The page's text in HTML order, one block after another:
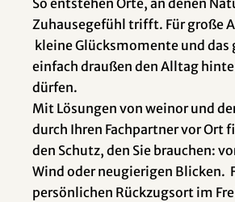
So entstehen Orte, an denen
Zuhausegefühl trifft. Für große
kleine Glücksmomente und das
einfach draußen den Alltag
dürfen.
Mit Lösungen von weinor und
durch Ihren Fachpartner vor Ort
den Schutz, den Sie brauchen:
Wind oder neugierigen Blicken.
persönlichen Rückzugsort im